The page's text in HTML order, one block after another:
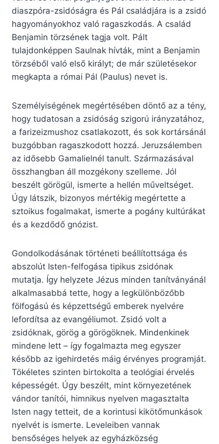
diaszpóra-zsidóságra és Pál családjára is a zsidó
hagyományokhoz való ragaszkodás. A család
Benjamin törzsének tagja volt. Pált
tulajdonképpen Saulnak hívták, mint a Benjamin
törzséből való első királyt; de már születésekor
megkapta a római Pál (Paulus) nevet is.
Személyiségének megértésében döntő az a tény,
hogy tudatosan a zsidóság szigorú irányzatához,
a farizeizmushoz csatlakozott, és sok kortársánál
buzgóbban ragaszkodott hozzá. Jeruzsálemben
az idősebb Gamalielnél tanult. Származásával
összhangban áll mozgékony szelleme. Jól
beszélt görögül, ismerte a hellén műveltséget.
Úgy látszik, bizonyos mértékig megértette a
sztoikus fogalmakat, ismerte a pogány kultúrákat
és a kezdődő gnózist.
Gondolkodásának történeti beállítottsága és
abszolút Isten-felfogása tipikus zsidónak
mutatja. Így helyzete Jézus minden tanítványánál
alkalmasabbá tette, hogy a legkülönbözőbb
fölfogású és képzettségű emberek nyelvére
lefordítsa az evangéliumot. Zsidó volt a
zsidóknak, görög a görögöknek. Mindenkinek
mindene lett – így fogalmazta meg egyszer
később az igehirdetés máig érvényes programját.
Tökéletes szinten birtokolta a teológiai érvelés
képességét. Úgy beszélt, mint környezetének
vándor tanítói, himnikus nyelven magasztalta
Isten nagy tetteit, de a korintusi kikötőmunkások
nyelvét is ismerte. Leveleiben vannak
bensőséges helyek az egyházközség